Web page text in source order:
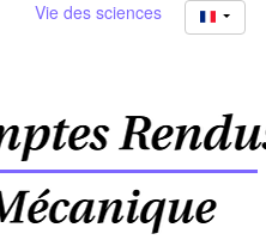
Vie des sciences